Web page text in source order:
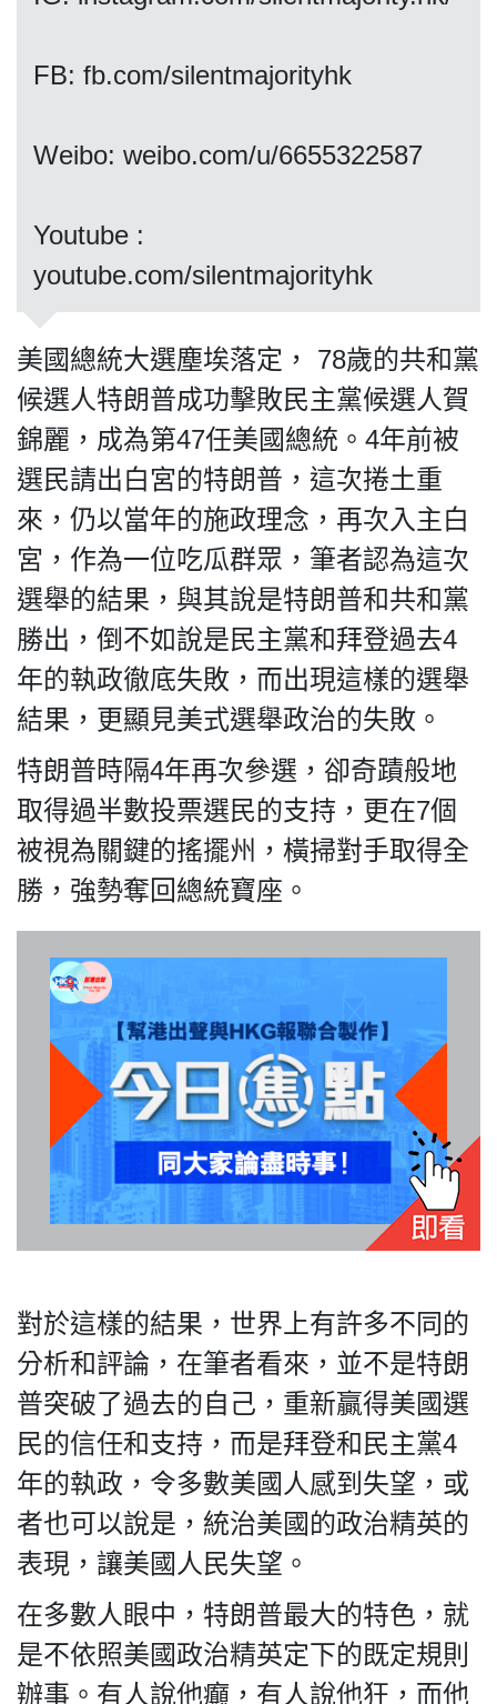
聯絡我們
私
隱
政
策
及
免
責
聲
明
©
2018
Silent
Majority
For
HK.
All
rights
reserved.
FB: fb.com/silentmajorityhk
Weibo: weibo.com/u/6655322587
Youtube :
youtube.com/silentmajorityhk
美國總統大選塵埃落定， 78歲的共和黨
候選人特朗普成功擊敗民主黨候選人賀
錦麗，成為第47任美國總統。4年前被
選民請出白宮的特朗普，這次捲土重
來，仍以當年的施政理念，再次入主白
宮，作為一位吃瓜群眾，筆者認為這次
選舉的結果，與其說是特朗普和共和黨
勝出，倒不如說是民主黨和拜登過去4
年的執政徹底失敗，而出現這樣的選舉
結果，更顯見美式選舉政治的失敗。
特朗普時隔4年再次參選，卻奇蹟般地
取得過半數投票選民的支持，更在7個
被視為關鍵的搖擺州，橫掃對手取得全
勝，強勢奪回總統寶座。
對於這樣的結果，世界上有許多不同的
分析和評論，在筆者看來，並不是特朗
普突破了過去的自己，重新贏得美國選
民的信任和支持，而是拜登和民主黨4
年的執政，令多數美國人感到失望，或
者也可以說是，統治美國的政治精英的
表現，讓美國人民失望。
在多數人眼中，特朗普最大的特色，就
是不依照美國政治精英定下的既定規則
辦事。有人說他癲，有人說他狂，而他